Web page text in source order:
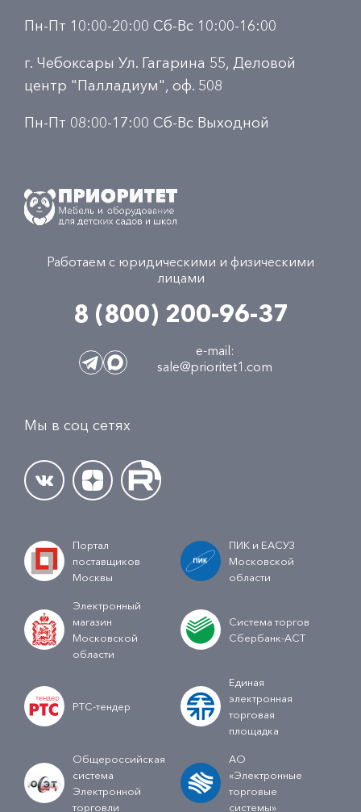
Пн-Пт 10:00-20:00 Сб-Вс 10:00-16:00
г. Чебоксары Ул. Гагарина 55, Деловой
центр "Палладиум", оф. 508
Пн-Пт 08:00-17:00 Сб-Вс Выходной
Работаем с юридическими и физическими
лицами
8 (800) 200-96-37
e-mail:
sale@prioritet1.com
Мы в соц сетях
Портал
поставщиков
Москвы
ПИК и ЕАСУЗ
Московской
области
Электронный
магазин
Московской
области
Система торгов
Сбербанк-АСТ
РТС-тендер
Единая
электронная
торговая
площадка
Общероссийская
система
Электронной
торговли
АО
«Электронные
торговые
системы»